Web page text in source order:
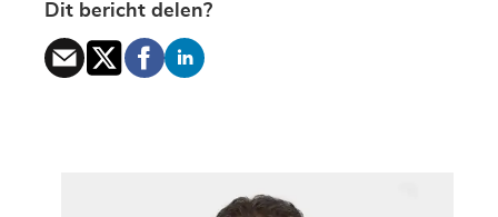
Dit bericht delen?